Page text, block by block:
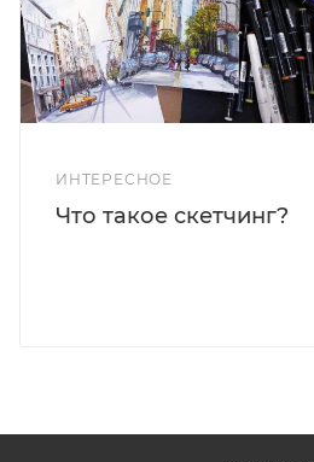
ИНТЕРЕСНОЕ
Что такое скетчинг?